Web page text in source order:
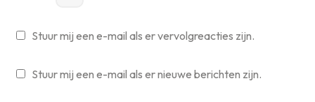
Stuur mij een e-mail als er vervolgreacties zijn.
Stuur mij een e-mail als er nieuwe berichten zijn.